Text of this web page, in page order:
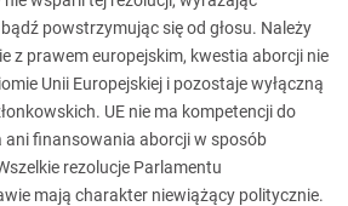
powstrzymując się od głosu. Należy
z prawem europejskim, kwestia aborcji nie
Unii Europejskiej i pozostaje wyłączną
UE nie ma kompetencji do
ani finansowania aborcji w sposób
rezolucje Parlamentu
mają charakter niewiążący politycznie.